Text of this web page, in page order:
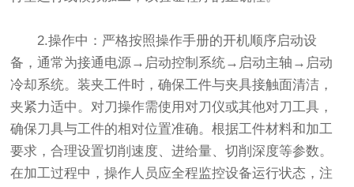
2.操作中：严格按照操作手册的开机顺序启动设
备，通常为接通电源→启动控制系统→启动主轴→启动
冷却系统。装夹工件时，确保工件与夹具接触面清洁，
夹紧力适中。对刀操作需使用对刀仪或其他对刀工具，
确保刀具与工件的相对位置准确。根据工件材料和加工
要求，合理设置切削速度、进给量、切削深度等参数。
在加工过程中，操作人员应全程监控设备运行状态，注